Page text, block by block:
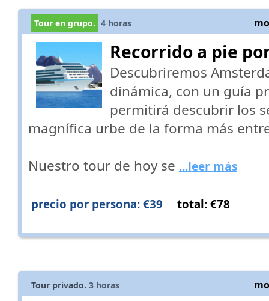
Tour en grupo. 4 horas
Recorrido a pie
Descubriremos
dinámica, con un guía
permitirá descubrir los
magnífica urbe de la forma más
Nuestro tour de hoy se ...leer más
precio por persona: €39 total: €78
Tour privado. 3 horas